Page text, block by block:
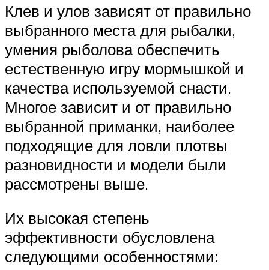
Клев и улов зависят от правильно
выбранного места для рыбалки,
умения рыболова обеспечить
естественную игру мормышкой и
качества используемой снасти.
Многое зависит и от правильно
выбранной приманки, наиболее
подходящие для ловли плотвы
разновидности и модели были
рассмотрены выше.
Их высокая степень
эффективности обусловлена
следующими особенностями: